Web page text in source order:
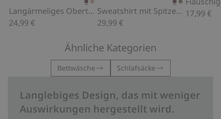
Langärmeliges Oberteil mit Rüsche
24,99 €
Sweatshirt mit Spitzenrüsche
29,99 €
17,99 €
Ähnliche Kategorien
Bettwäsche Schlafsäcke
Langlebiges Design, das mit weniger
Auswirkungen hergestellt wird.